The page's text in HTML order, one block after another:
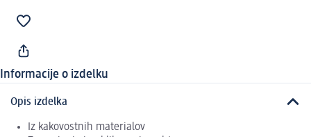
Informacije o izdelku
Opis izdelka
Iz kakovostnih materialov